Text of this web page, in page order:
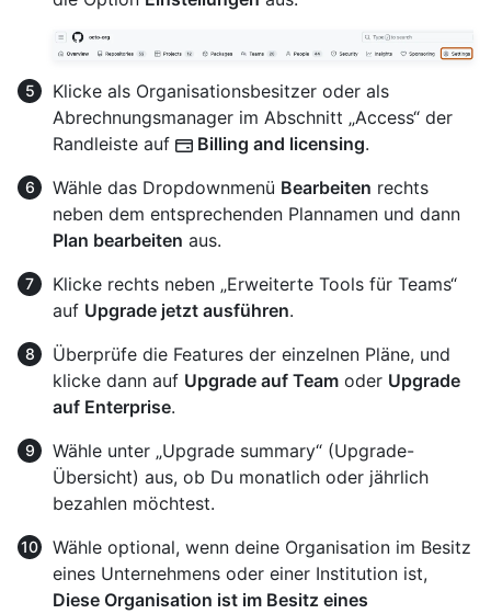
Klicke als Organisationsbesitzer oder als
Abrechnungsmanager im Abschnitt „Access“ der
Randleiste auf
Billing and licensing.
Wähle das Dropdownmenü Bearbeiten rechts
neben dem entsprechenden Plannamen und dann
Plan bearbeiten aus.
Klicke rechts neben „Erweiterte Tools für Teams“
auf Upgrade jetzt ausführen.
Überprüfe die Features der einzelnen Pläne, und
klicke dann auf Upgrade auf Team oder Upgrade
auf Enterprise.
Wähle unter „Upgrade summary“ (Upgrade-
Übersicht) aus, ob Du monatlich oder jährlich
bezahlen möchtest.
Wähle optional, wenn deine Organisation im Besitz
eines Unternehmens oder einer Institution ist,
Diese Organisation ist im Besitz eines